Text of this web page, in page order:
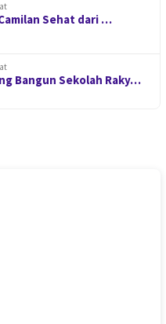
Sehat dari …
Bangun Sekolah Raky…